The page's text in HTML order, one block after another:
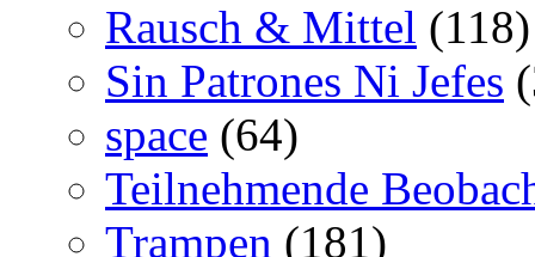
Rausch & Mittel (118)
Sin Patrones Ni Jefes
space (64)
Teilnehmende
Trampen (181)